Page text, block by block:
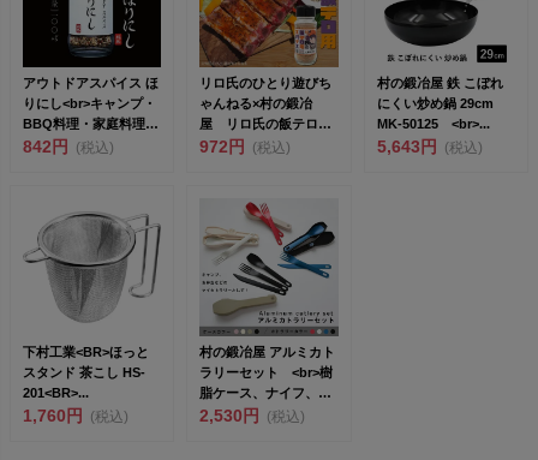
アウトドアスパイス ほ
りにし<br>キャンプ・
BBQ料理・家庭料理
に。ど...
842円 (税込)
リロ氏のひとり遊びち
ゃんねる×村の鍛冶
屋 リロ氏の飯テロ用
スパイス 95g
972円 (税込)
村の鍛冶屋 鉄 こぼれ
にくい炒め鍋 29cm
MK-50125 <br>...
5,643円 (税込)
下村工業<BR>ほっと
スタンド 茶こし HS-
201<BR>...
1,760円 (税込)
村の鍛冶屋 アルミカト
ラリーセット <br>樹
脂ケース、ナイフ、フ
ォーク...
2,530円 (税込)